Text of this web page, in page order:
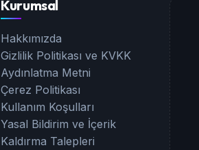
Kurumsal
Hakkımızda
Gizlilik Politikası ve KVKK
Aydınlatma Metni
Çerez Politikası
Kullanım Koşulları
Yasal Bildirim ve İçerik
Kaldırma Talepleri